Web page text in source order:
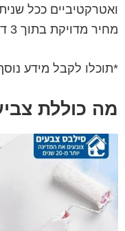
ואטרקטיביים ככל
מחיר מדויקת בתוך 3 דקות.
*תוכלו לקבל מידע
מה כוללת